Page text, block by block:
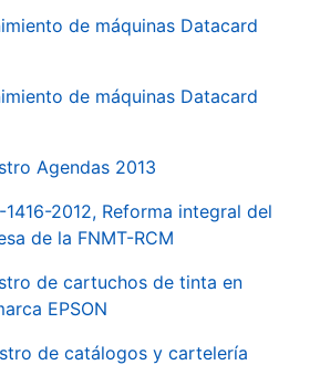
de máquinas Datacard
de máquinas Datacard
Agendas 2013
1416-2012, Reforma integral del
de la FNMT-RCM
de cartuchos de tinta en
EPSON
de catálogos y cartelería